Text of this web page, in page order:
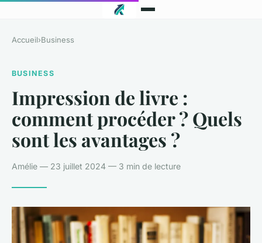
Accueil›Business
BUSINESS
Impression de livre :
comment procéder ? Quels
sont les avantages ?
Amélie — 23 juillet 2024 — 3 min de lecture